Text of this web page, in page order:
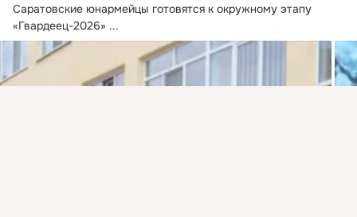
Саратовские юнармейцы готовятся к окружному этапу
«Гвардеец-2026» ...